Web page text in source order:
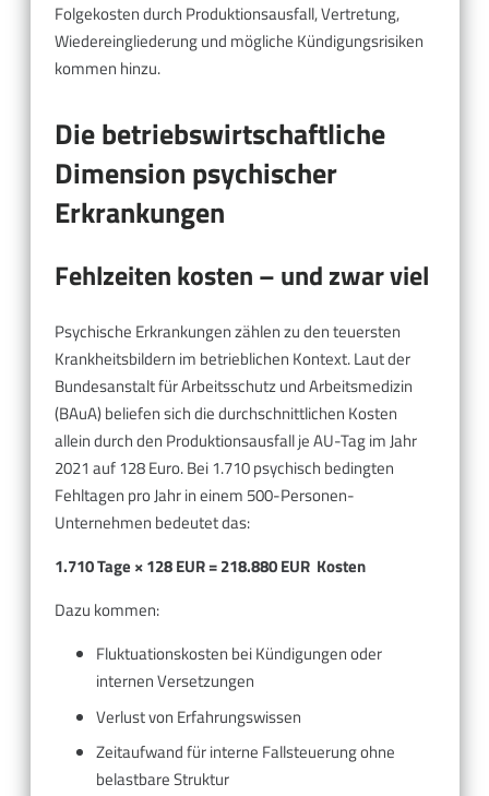
Folgekosten durch Produktionsausfall, Vertretung,
Wiedereingliederung und mögliche Kündigungsrisiken
kommen hinzu.
Die betriebswirtschaftliche
Dimension psychischer
Erkrankungen
Fehlzeiten kosten – und zwar viel
Psychische Erkrankungen zählen zu den teuersten
Krankheitsbildern im betrieblichen Kontext. Laut der
Bundesanstalt für Arbeitsschutz und Arbeitsmedizin
(BAuA) beliefen sich die durchschnittlichen Kosten
allein durch den Produktionsausfall je AU-Tag im Jahr
2021 auf 128 Euro. Bei 1.710 psychisch bedingten
Fehltagen pro Jahr in einem 500-Personen-
Unternehmen bedeutet das:
1.710 Tage × 128 EUR = 218.880 EUR Kosten
Dazu kommen:
Fluktuationskosten bei Kündigungen oder
internen Versetzungen
Verlust von Erfahrungswissen
Zeitaufwand für interne Fallsteuerung ohne
belastbare Struktur